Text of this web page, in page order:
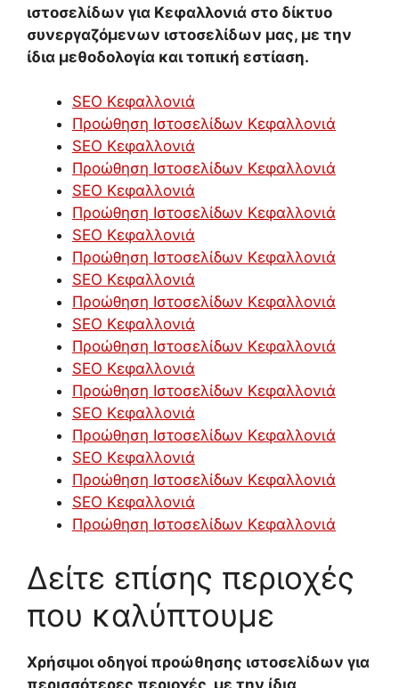
ιστοσελίδων για Κεφαλλονιά στο δίκτυο
συνεργαζόμενων ιστοσελίδων μας, με την
ίδια μεθοδολογία και τοπική εστίαση.
SEO Κεφαλλονιά
Προώθηση Ιστοσελίδων Κεφαλλονιά
SEO Κεφαλλονιά
Προώθηση Ιστοσελίδων Κεφαλλονιά
SEO Κεφαλλονιά
Προώθηση Ιστοσελίδων Κεφαλλονιά
SEO Κεφαλλονιά
Προώθηση Ιστοσελίδων Κεφαλλονιά
SEO Κεφαλλονιά
Προώθηση Ιστοσελίδων Κεφαλλονιά
SEO Κεφαλλονιά
Προώθηση Ιστοσελίδων Κεφαλλονιά
SEO Κεφαλλονιά
Προώθηση Ιστοσελίδων Κεφαλλονιά
SEO Κεφαλλονιά
Προώθηση Ιστοσελίδων Κεφαλλονιά
SEO Κεφαλλονιά
Προώθηση Ιστοσελίδων Κεφαλλονιά
SEO Κεφαλλονιά
Προώθηση Ιστοσελίδων Κεφαλλονιά
Δείτε επίσης περιοχές
που καλύπτουμε
Χρήσιμοι οδηγοί προώθησης ιστοσελίδων για
περισσότερες περιοχές, με την ίδια